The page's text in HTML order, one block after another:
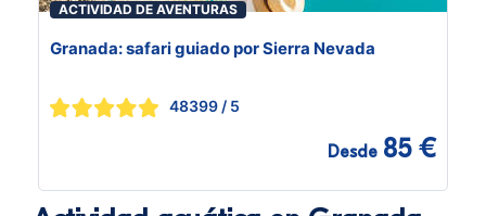
ACTIVIDAD DE AVENTURAS
Granada: safari guiado por Sierra Nevada
48399 / 5
Desde 85 €